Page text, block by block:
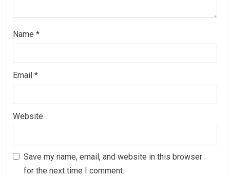
Name *
Email *
Website
Save my name, email, and website in this browser
for the next time I comment.